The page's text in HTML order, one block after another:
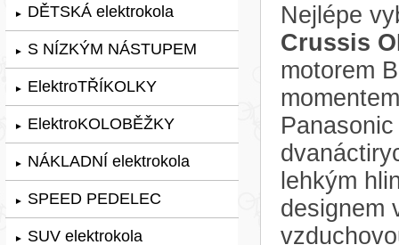
► DĚTSKÁ elektrokola
► S NÍZKÝM NÁSTUPEM
► ElektroTŘÍKOLKY
► ElektroKOLOBĚŽKY
► NÁKLADNÍ elektrokola
► SPEED PEDELEC
► SUV elektrokola
Nejlépe
Crussis
motorem
lehkým
designem